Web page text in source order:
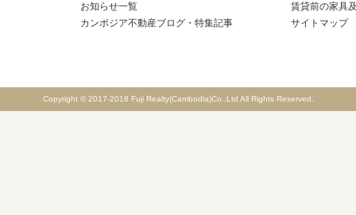
お知らせ一覧
カンボジア不動産ブログ・特集記事
賃貸前の家具
サイトマップ
Copyright © 2017-2018 Fuji Realty(Cambodia)Co.,Ltd All Rights Reserved.